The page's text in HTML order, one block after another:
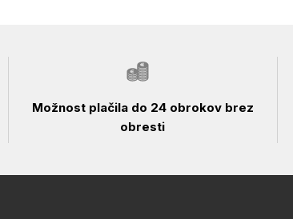
Možnost plačila do 24 obrokov brez
obresti